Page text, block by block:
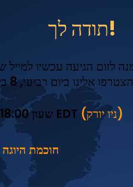
תודה לך!
הצטרפו אלינו ביום רביעי, 8 ביולי
18:00 שעון EDT
(ניו יורק)
חוכמת